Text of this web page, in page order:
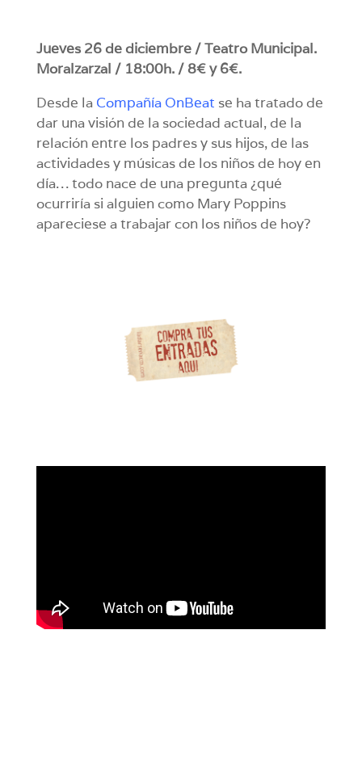
Jueves 26 de diciembre / Teatro Municipal.
Moralzarzal / 18:00h. / 8€ y 6€.
Desde la Compañía OnBeat se ha tratado de
dar una visión de la sociedad actual, de la
relación entre los padres y sus hijos, de las
actividades y músicas de los niños de hoy en
día… todo nace de una pregunta ¿qué
ocurriría si alguien como Mary Poppins
apareciese a trabajar con los niños de hoy?